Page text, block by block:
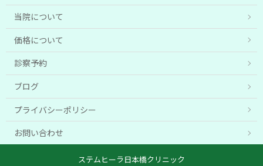
当院について
価格について
診察予約
ブログ
プライバシーポリシー
お問い合わせ
ステムヒーラ日本橋クリニック